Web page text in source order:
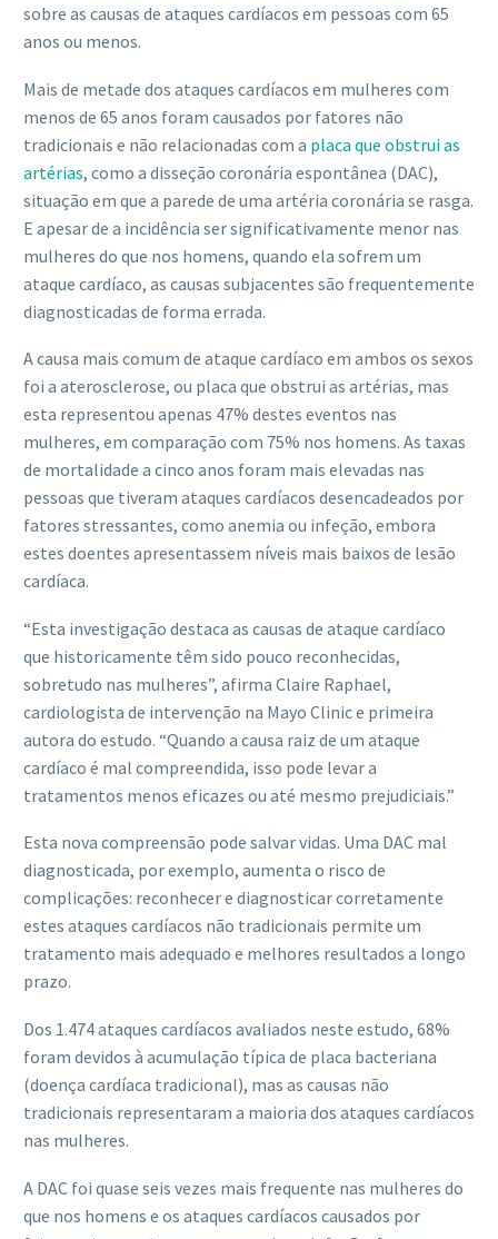
sobre as causas de ataques cardíacos em pessoas com 65
anos ou menos.
Mais de metade dos ataques cardíacos em mulheres com
menos de 65 anos foram causados ​​por fatores não
tradicionais e não relacionadas com a placa que obstrui as
artérias, como a disseção coronária espontânea (DAC),
situação em que a parede de uma artéria coronária se rasga.
E apesar de a incidência ser significativamente menor nas
mulheres do que nos homens, quando ela sofrem um
ataque cardíaco, as causas subjacentes são frequentemente
diagnosticadas de forma errada.
A causa mais comum de ataque cardíaco em ambos os sexos
foi a aterosclerose, ou placa que obstrui as artérias, mas
esta representou apenas 47% destes eventos nas
mulheres, em comparação com 75% nos homens. As taxas
de mortalidade a cinco anos foram mais elevadas nas
pessoas que tiveram ataques cardíacos desencadeados por
fatores stressantes, como anemia ou infeção, embora
estes doentes apresentassem níveis mais baixos de lesão
cardíaca.
“Esta investigação destaca as causas de ataque cardíaco
que historicamente têm sido pouco reconhecidas,
sobretudo nas mulheres”, afirma Claire Raphael,
cardiologista de intervenção na Mayo Clinic e primeira
autora do estudo. “Quando a causa raiz de um ataque
cardíaco é mal compreendida, isso pode levar a
tratamentos menos eficazes ou até mesmo prejudiciais.”
Esta nova compreensão pode salvar vidas. Uma DAC mal
diagnosticada, por exemplo, aumenta o risco de
complicações: reconhecer e diagnosticar corretamente
estes ataques cardíacos não tradicionais permite um
tratamento mais adequado e melhores resultados a longo
prazo.
Dos 1.474 ataques cardíacos avaliados neste estudo, 68%
foram devidos à acumulação típica de placa bacteriana
(doença cardíaca tradicional), mas as causas não
tradicionais representaram a maioria dos ataques cardíacos
nas mulheres.
A DAC foi quase seis vezes mais frequente nas mulheres do
que nos homens e os ataques cardíacos causados ​​por